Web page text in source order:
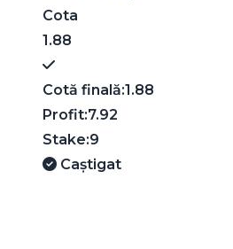
Cota
1.88
Cotă finală:1.88
Profit:7.92
Stake:9
Caștigat